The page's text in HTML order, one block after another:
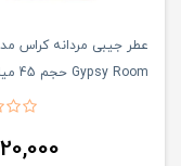
عطر جیبی مردانه کراس
Gypsy Room حجم 45 میلی لیتر
20,000